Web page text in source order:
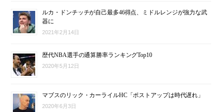
ルカ・ドンチッチが自己最多46得点、ミドルレンジが強力な武
器に
2021年2月14日
歴代NBA選手の通算勝率ランキングTop10
2020年5月12日
マブスのリック・カーライルHC「ポストアップは時代遅れ」
2020年6月3日